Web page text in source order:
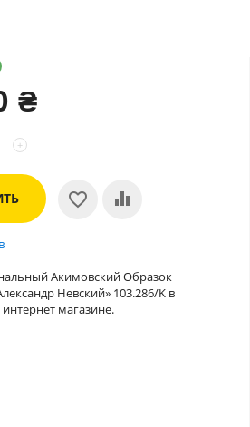
₴
+
Акимовский Образок
Невский» 103.286/K в
магазине.